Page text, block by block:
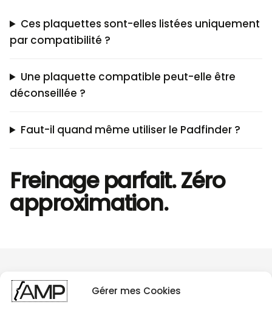
Gérer mes Cookies
Ces plaquettes sont-elles listées uniquement
par compatibilité ?
Une plaquette compatible peut-elle être
déconseillée ?
Faut-il quand même utiliser le Padfinder ?
Freinage parfait. Zéro
approximation.